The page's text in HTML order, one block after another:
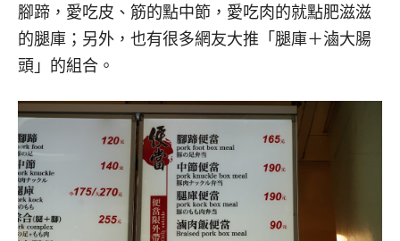
腳蹄，愛吃皮、筋的點中節，愛吃肉的就點肥滋滋
的腿庫；另外，也有很多網友大推「腿庫＋滷大腸
頭」的組合。